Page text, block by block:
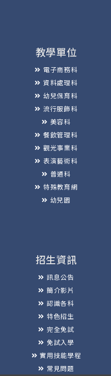
教學單位
電子商務科
資料處理科
幼兒保育科
流行服飾科
美容科
餐飲管理科
觀光事業科
表演藝術科
普通科
特殊教育網
幼兒園
招生資訊
訊息公告
簡介影片
認識各科
特色招生
完全免試
免試入學
實用技能學程
常見問題